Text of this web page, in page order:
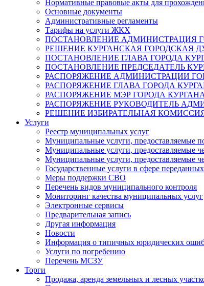
Нормативные правовые акты для
Основные документы
Административные регламенты
Тарифы на услуги ЖКХ
ПОСТАНОВЛЕНИЕ АДМИНИСТРАЦИЯ
РЕШЕНИЕ КУРГАНСКАЯ ГОРОДСКАЯ
ПОСТАНОВЛЕНИЕ ГЛАВА ГОРОДА
ПОСТАНОВЛЕНИЕ ПРЕДСЕДАТЕЛЬ
РАСПОРЯЖЕНИЕ АДМИНИСТРАЦИИ
РАСПОРЯЖЕНИЕ ГЛАВА ГОРОДА
РАСПОРЯЖЕНИЕ МЭР ГОРОДА КУРГАНА
РАСПОРЯЖЕНИЕ РУКОВОДИТЕЛЬ
РЕШЕНИЕ ИЗБИРАТЕЛЬНАЯ
Услуги
Реестр муниципальных услуг
Муниципальные услуги, предоставляемые
Муниципальные услуги, предоставляемые
Муниципальные услуги, предоставляемые
Государственные услуги в сфере
Меры поддержки СВО
Перечень видов муниципального контроля
Мониторинг качества муниципальных услуг
Электронные сервисы
Предварительная запись
Другая информация
Новости
Информация о типичных юридических
Услуги по погребению
Перечень МСЗУ
Торги
Продажа, аренда земельных и лесных